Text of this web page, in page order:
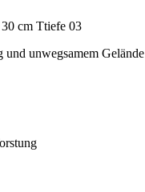
unwegsamem Gelände